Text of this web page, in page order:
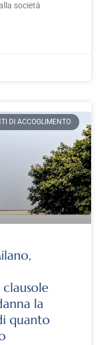
società
DI ACCOGLIMENTO
la
quanto